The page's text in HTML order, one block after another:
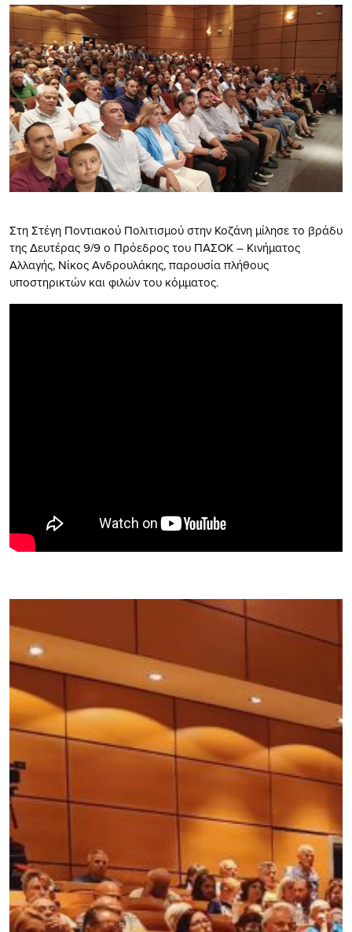
Στη Στέγη Ποντιακού Πολιτισμού στην Κοζάνη μίλησε το βράδυ
της Δευτέρας 9/9 ο Πρόεδρος του ΠΑΣΟΚ – Κινήματος
Αλλαγής, Νίκος Ανδρουλάκης, παρουσία πλήθους
υποστηρικτών και φιλών του κόμματος.